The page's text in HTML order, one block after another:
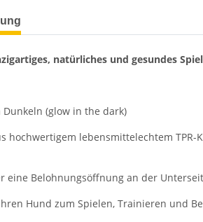
anzeigen
natürliches und gesundes
Dunkeln (glow in the dark)
hochwertigem lebensmittelechtem
eine Belohnungsöffnung an der
Hund zum Spielen, Trainieren und